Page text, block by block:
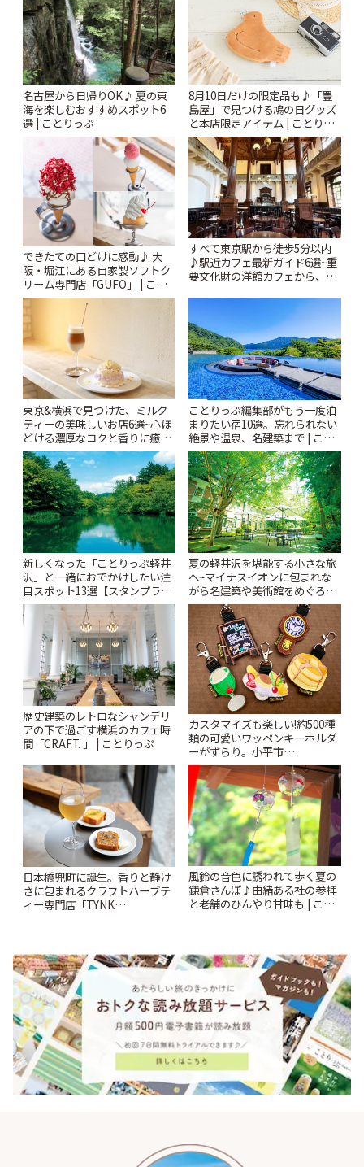
名古屋から日帰りOK♪ 夏の東
海を楽しむおすすめスポット6
選 | ことりっぷ
8月10日だけの限定品も♪「豊
島屋」で見つける鳩の日グッズ
と本店限定アイテム | ことりっ
ぷ
できたての口どけに感動♪ 大
阪・堀江にある自家製ソフトク
リーム専門店「GUFO」 | こと
りっぷ
すべて東京駅から徒歩5分以内
♪駅近カフェ最新ガイド6選~重
要文化財の洋館カフェから、改
東京&横浜で見つけた、ミルク
ティーの美味しいお店6選~心ほ
どける濃厚なコクと香りに癒や
されるティータイム~ | ことりっ
ぷ
ことりっぷ編集部がもう一度泊
まりたい宿10選。忘れられない
絶景や温泉、名建築まで | こと
りっぷ
新しくなった「ことりっぷ軽井
沢」と一緒におでかけしたい注
目スポット13選【スタンプラリ
ー開催中】 | ことりっぷ
夏の軽井沢を堪能する小さな旅
へ~マイナスイオンに包まれな
がら名建築や美術館をめぐろう
~ | ことりっぷ
歴史建築のレトロなシャンデリ
アの下で過ごす横浜のカフェ時
間「CRAFT. 」 | ことりっぷ
カスタマイズも楽しい!約500種
類の可愛いワッペンキーホルダ
ーがずらり。小平市
「Kimamaya T&K」 | ことりっ
ぷ
日本橋兜町に誕生。香りと静け
さに包まれるクラフトハーブテ
ィー専門店「TYNK
風鈴の音色に誘われて歩く夏の
鎌倉さんぽ♪由緒ある社の参拝
と老舗のひんやり甘味も | こと